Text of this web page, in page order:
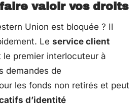
valoir vos droits
Union est bloquée ? Il
Le service client
le premier interlocuteur à
demandes de
les fonds non retirés et peut
d’identité